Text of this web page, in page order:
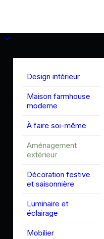
Design intérieur
Maison farmhouse
moderne
À faire soi-même
Aménagement
extérieur
Décoration festive
et saisonnière
Luminaire et
éclairage
Mobilier